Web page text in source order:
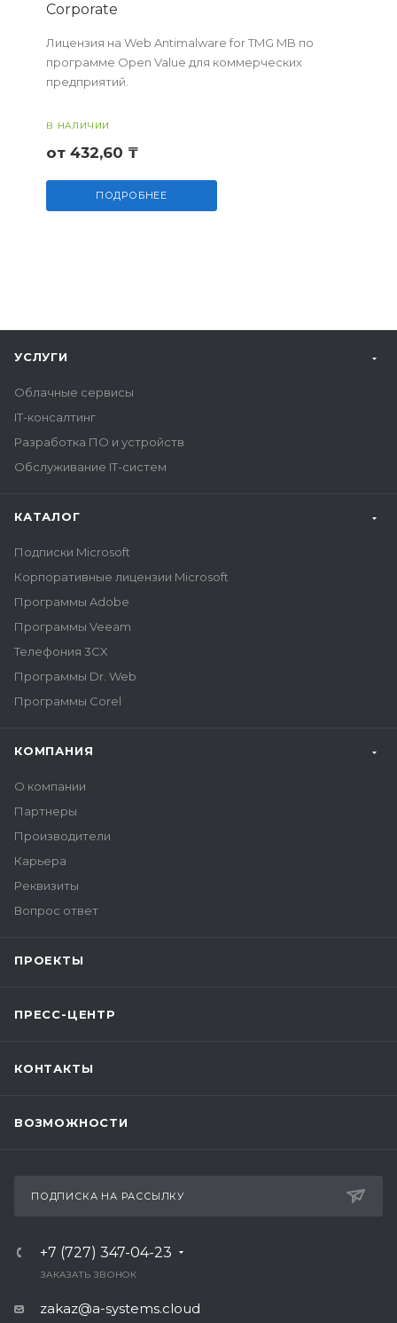
Corporate
Лицензия на Web Antimalware for TMG MB по
программе Open Value для коммерческих
предприятий.
В НАЛИЧИИ
от 432,60 ₸
ПОДРОБНЕЕ
УСЛУГИ
Облачные сервисы
IT-консалтинг
Разработка ПО и устройств
Обслуживание IT-систем
КАТАЛОГ
Подписки Microsoft
Корпоративные лицензии Microsoft
Программы Adobe
Программы Veeam
Телефония 3CX
Программы Dr. Web
Программы Corel
КОМПАНИЯ
О компании
Партнеры
Производители
Карьера
Реквизиты
Вопрос ответ
ПРОЕКТЫ
ПРЕСС-ЦЕНТР
КОНТАКТЫ
ВОЗМОЖНОСТИ
ПОДПИСКА НА РАССЫЛКУ
+7 (727) 347-04-23
ЗАКАЗАТЬ ЗВОНОК
zakaz@a-systems.cloud